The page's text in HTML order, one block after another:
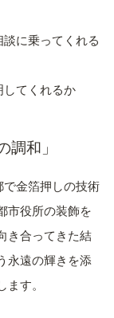
に乗ってくれる
てくれるか
和」
金箔押しの技術
市役所の装飾を
き合ってきた結
永遠の輝きを添
す。